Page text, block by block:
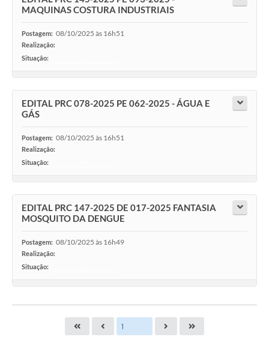
MAQUINAS COSTURA INDUSTRIAIS
Postagem: 08/10/2025 às 16h51
Realização:
Situação:
EDITAL PRC 078-2025 PE 062-2025 - ÁGUA E
GÁS
Postagem: 08/10/2025 às 16h51
Realização:
Situação:
EDITAL PRC 147-2025 DE 017-2025 FANTASIA
MOSQUITO DA DENGUE
Postagem: 08/10/2025 às 16h49
Realização:
Situação: